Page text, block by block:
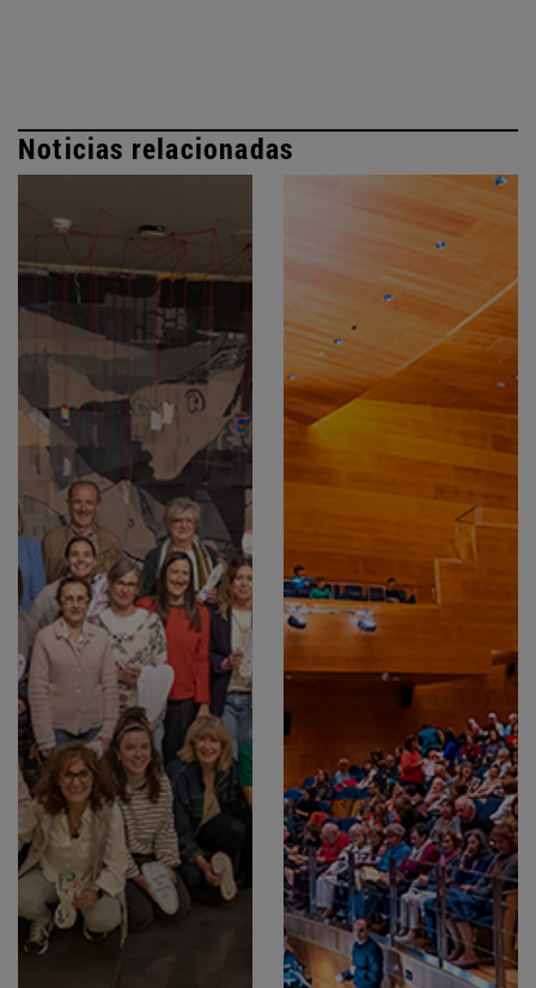
Noticias relacionadas